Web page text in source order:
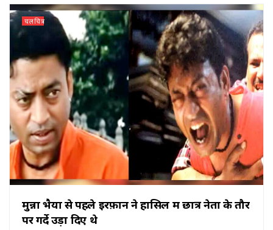
चलचित्र
मुन्ना भैया से पहले इरफ़ान ने हासिल में छात्र नेता के तौर
पर गर्दे उड़ा दिए थे